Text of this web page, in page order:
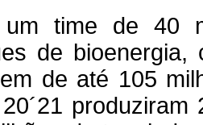
time de 40
de bioenergia,
de até 105